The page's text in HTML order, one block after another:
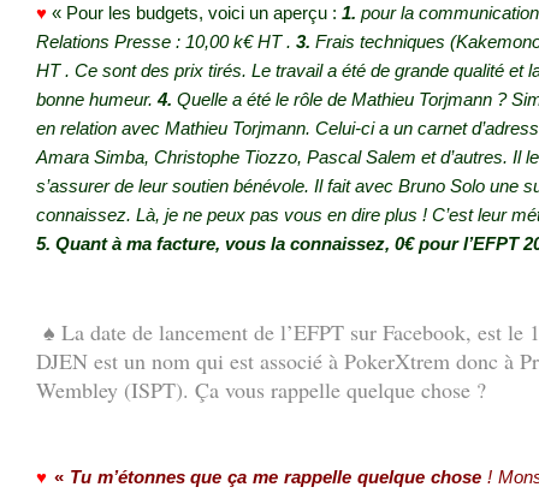
♥ « Pour les budgets, voici un aperçu : 1. pour la
Relations Presse : 10,00 k€ HT . 3. Frais techniques
HT . Ce sont des prix tirés. Le travail a été de grande qualité et
bonne humeur.4. Quelle a été le rôle de Mathieu Torjmann ?
en relation avec Mathieu Torjmann. Celui-ci a un carnet
Amara Simba, Christophe Tiozzo, Pascal Salem et d’autres. Il
s’assurer de leur soutien bénévole. Il fait avec Bruno Solo une
connaissez. Là, je ne peux pas vous en dire plus ! C’est leur
5. Quant à ma facture, vous la connaissez, 0€ pour l’EFPT
♠ La date de lancement de l’EFPT sur Facebook, est le
DJEN est un nom qui est associé à PokerXtrem donc à
Wembley (ISPT). Ça vous rappelle quelque chose ?
♥ « Tu m’étonnes que ça me rappelle quelque chose !